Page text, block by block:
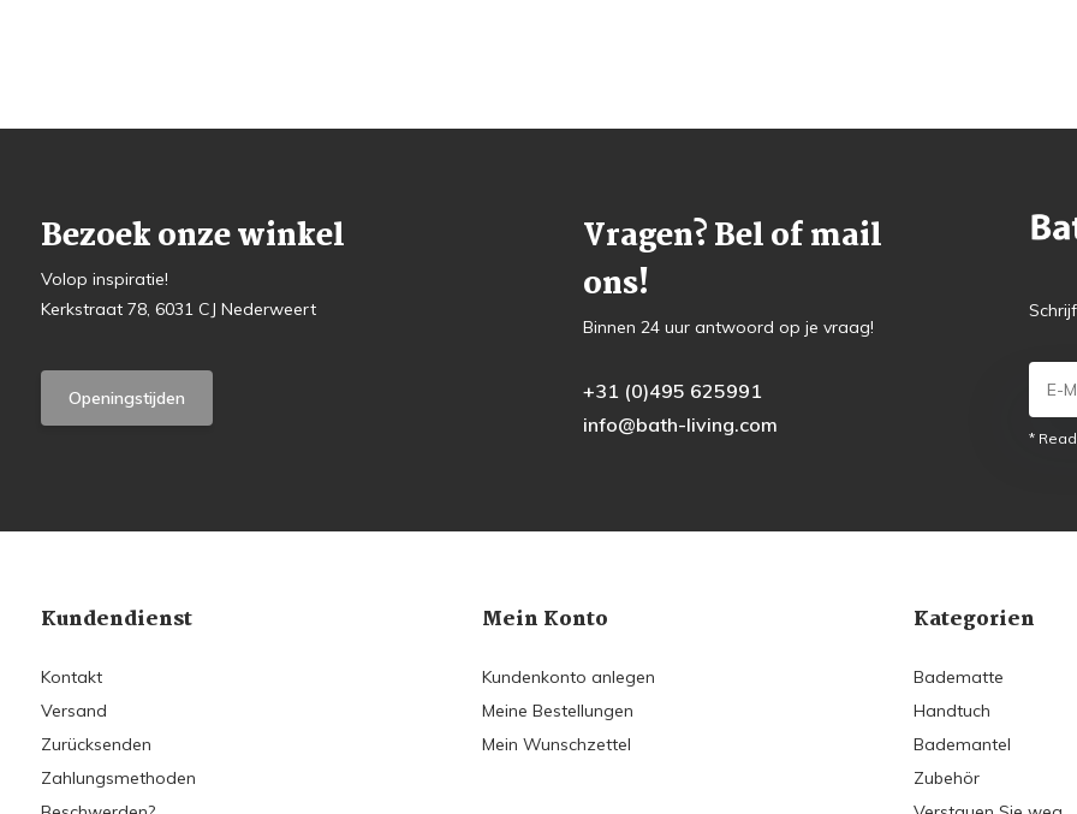
Bezoek onze winkel
Volop inspiratie!
Kerkstraat 78, 6031 CJ Nederweert
Openingstijden
Vragen? Bel of mail
ons!
Binnen 24 uur antwoord op je vraag!
+31 (0)495 625991
info@bath-living.com
*
Kundendienst
Kontakt
Versand
Zurücksenden
Zahlungsmethoden
Mein Konto
Kundenkonto anlegen
Meine Bestellungen
Mein Wunschzettel
Kategorien
Badematte
Handtuch
Bademantel
Zubehör